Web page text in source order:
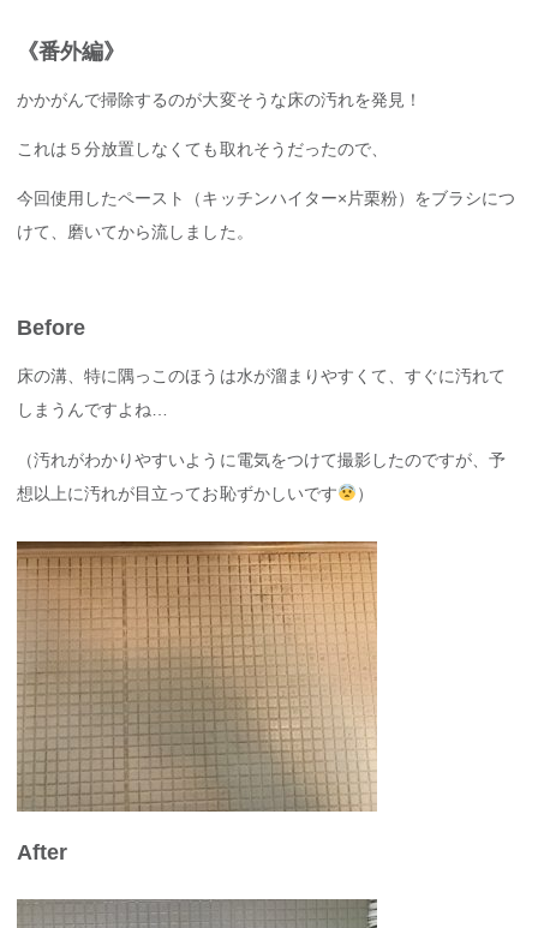
《番外編》
かかがんで掃除するのが大変そうな床の汚れを発見！
これは５分放置しなくても取れそうだったので、
今回使用したペースト（キッチンハイター×片栗粉）をブラシにつ
けて、磨いてから流しました。
Before
床の溝、特に隅っこのほうは水が溜まりやすくて、すぐに汚れて
しまうんですよね…
（汚れがわかりやすいように電気をつけて撮影したのですが、予
想以上に汚れが目立ってお恥ずかしいです
）
After